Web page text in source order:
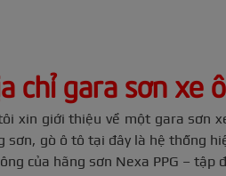
chỉ gara sơn xe
xin giới thiệu về một gara sơn
sơn, gò ô tô tại đây là hệ thống
của hãng sơn Nexa PPG – tập